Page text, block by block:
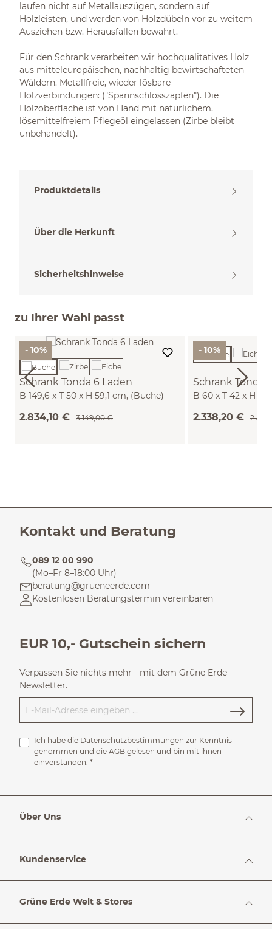
laufen nicht auf Metallauszügen, sondern auf
Holzleisten, und werden von Holzdübeln vor zu weitem
Ausziehen bzw. Herausfallen bewahrt.
Für den Schrank verarbeiten wir hochqualitatives Holz
aus mitteleuropäischen, nachhaltig bewirtschafteten
Wäldern. Metallfreie, wieder lösbare
Holzverbindungen: ("Spannschlosszapfen"). Die
Holzoberfläche ist von Hand mit natürlichem,
lösemittelfreiem Pflegeöl eingelassen (Zirbe bleibt
unbehandelt).
Produktdetails
Über die Herkunft
Sicherheitshinweise
zu Ihrer Wahl passt
- 10%
Schrank Tonda 6 Laden
B 149,6 x T 50 x H 59,1 cm, (Buche)
2.834,10 € 3.149,00 €
- 10%
Schrank Tonda
B 60 x T 42 x H
2.338,20 €
Kontakt und Beratung
089 12 00 990
(Mo–Fr 8–18:00 Uhr)
beratung@grueneerde.com
Kostenlosen Beratungstermin vereinbaren
EUR 10,- Gutschein sichern
Verpassen Sie nichts mehr - mit dem Grüne Erde
Newsletter.
Ich habe die Datenschutzbestimmungen zur Kenntnis
genommen und die AGB gelesen und bin mit ihnen
einverstanden. *
Über Uns
Kundenservice
Grüne Erde Welt & Stores